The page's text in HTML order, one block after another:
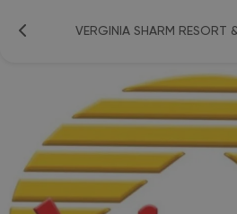
VERGINIA SHARM RESORT